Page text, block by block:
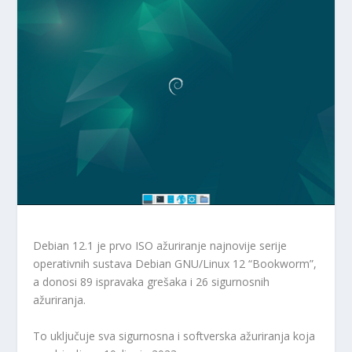
Debian 12.1 je prvo ISO ažuriranje najnovije serije
operativnih sustava Debian GNU/Linux 12 “Bookworm”,
a donosi 89 ispravaka grešaka i 26 sigurnosnih
ažuriranja.
To uključuje sva sigurnosna i softverska ažuriranja koja